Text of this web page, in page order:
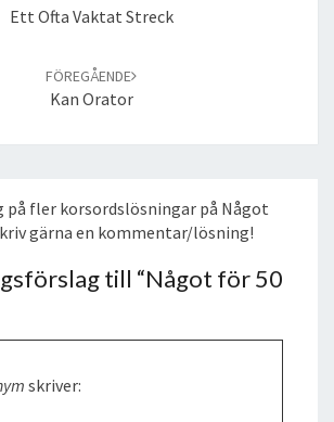
Ett Ofta Vaktat Streck
FÖREGÅENDE
Kan Orator
på fler korsordslösningar på Något
gärna en kommentar/lösning!
till “Något för 50
skriver: